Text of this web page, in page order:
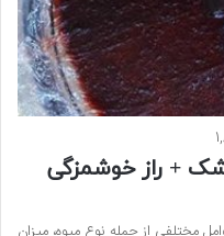
+ راز خوشمزگی